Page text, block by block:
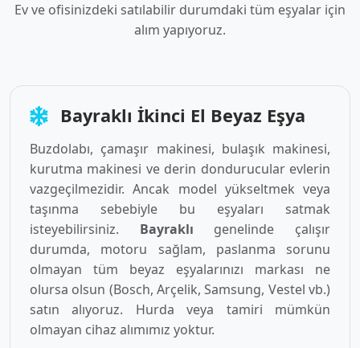
Ev ve ofisinizdeki satılabilir durumdaki tüm eşyalar için
alım yapıyoruz.
Bayraklı İkinci El Beyaz Eşya
Buzdolabı, çamaşır makinesi, bulaşık makinesi,
kurutma makinesi ve derin dondurucular evlerin
vazgeçilmezidir. Ancak model yükseltmek veya
taşınma sebebiyle bu eşyaları satmak
isteyebilirsiniz. Bayraklı genelinde çalışır
durumda, motoru sağlam, paslanma sorunu
olmayan tüm beyaz eşyalarınızı markası ne
olursa olsun (Bosch, Arçelik, Samsung, Vestel vb.)
satın alıyoruz. Hurda veya tamiri mümkün
olmayan cihaz alımımız yoktur.